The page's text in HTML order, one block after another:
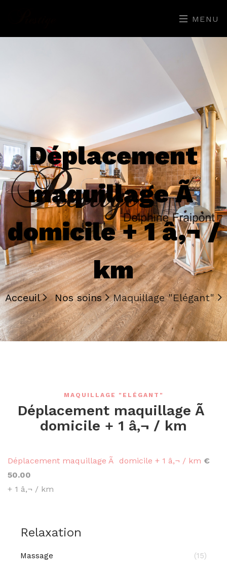
MENU
Déplacement
maquillage Ã
domicile + 1 â‚¬ /
km
Acceuil Nos soins Maquillage "Elégant"
MAQUILLAGE "ELÉGANT"
Déplacement maquillage Ã
domicile + 1 â‚¬ / km
Déplacement maquillage Ã domicile + 1 â‚¬ / km €
50.00
+ 1 â‚¬ / km
Relaxation
Massage (15)